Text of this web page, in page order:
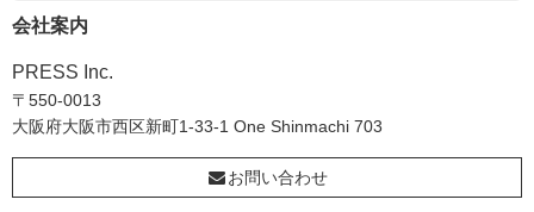
会社案内
PRESS Inc.
〒550-0013
大阪府大阪市西区新町1-33-1 One Shinmachi 703
お問い合わせ